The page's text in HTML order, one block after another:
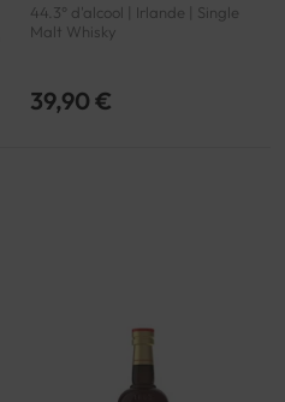
44.3° d'alcool | Irlande | Single
Malt Whisky
39,90 €